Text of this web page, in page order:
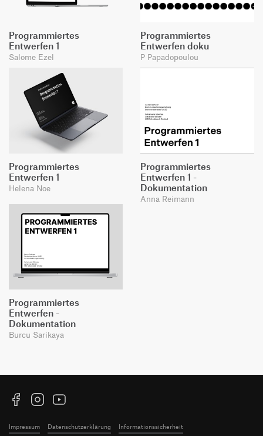
Programmiertes
Entwerfen 1
Salome Ezel
Programmiertes
Entwerfen doku
P Papadopoulou
Programmiertes
Entwerfen 1
Helena Noe
Programmiertes
Entwerfen 1 -
Dokumentation
Anna Reimann
Programmiertes
Entwerfen -
Dokumentation
Burcu Sarikaya
FacebookInstagramYouTube
Impressum Datenschutzerklärung Informationssicherheit